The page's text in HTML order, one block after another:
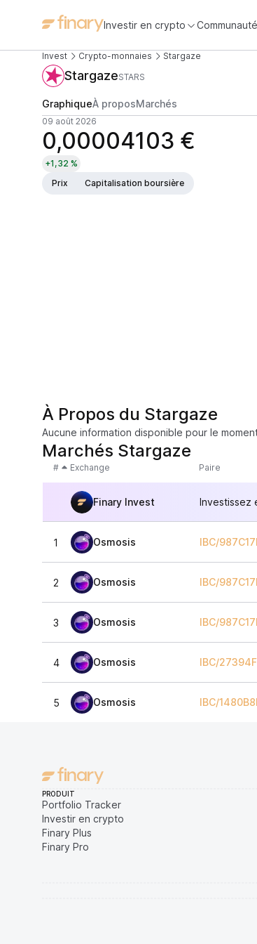
Investir en crypto Communauté
Invest Crypto-monnaies Stargaze
StargazeSTARS
GraphiqueÀ proposMarchés
09 août 2026
0,00004103 €
+1,32 %
Prix
Capitalisation boursière
À Propos du Stargaze
Aucune information disponible pour le
Marchés Stargaze
# Exchange Paire
Finary Invest Investissez
1 Osmosis IBC/
2 Osmosis IBC/
3 Osmosis IBC/
4 Osmosis IBC/
5 Osmosis IBC/
PRODUIT
Portfolio Tracker
Investir en crypto
Finary Plus
Finary Pro